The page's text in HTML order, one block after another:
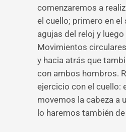
comenzaremos a
el cuello; primero en el
agujas del reloj y
Movimientos
y hacia atrás que
con ambos hombros.
ejercicio con el cuello:
movemos la cabeza a
lo haremos también